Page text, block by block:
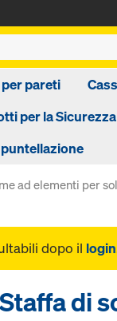
pareti
per la Sicurezza
ad elementi per
dopo il login
Staffa di